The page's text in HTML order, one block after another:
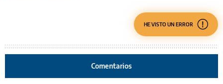
HE VISTO UN ERROR
Comentarios